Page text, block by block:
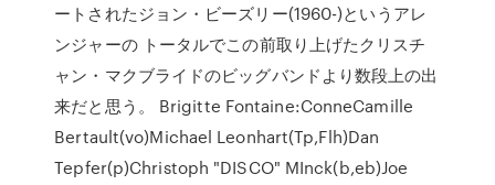
ートされたジョン・ビーズリー(1960-)というアレ
ンジャーの トータルでこの前取り上げたクリスチ
ャン・マクブライドのビッグバンドより数段上の出
来だと思う。 Brigitte Fontaine:ConneCamille
Bertault(vo)Michael Leonhart(Tp,Flh)Dan
Tepfer(p)Christoph "DISCO" MInck(b,eb)Joe